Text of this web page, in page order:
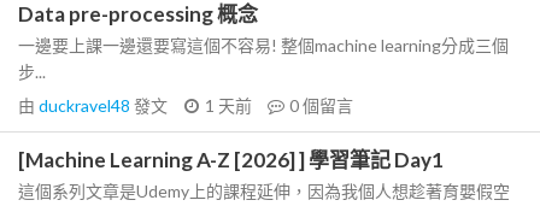
Data pre-processing 概念
一邊要上課一邊還要寫這個不容易! 整個machine learning分成三個
步...
由 duckravel48 發文 1 天前 0個留言
[Machine Learning A-Z [2026] ] 學習筆記 Day1
這個系列文章是Udemy上的課程延伸，因為我個人想趁著育嬰假空